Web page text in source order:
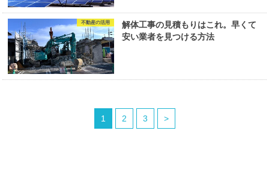
不動産の活用
解体工事の見積もりはこれ。早くて
安い業者を見つける方法
1 2 3 >